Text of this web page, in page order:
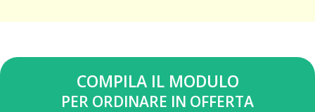
COMPILA IL MODULO
PER ORDINARE IN OFFERTA